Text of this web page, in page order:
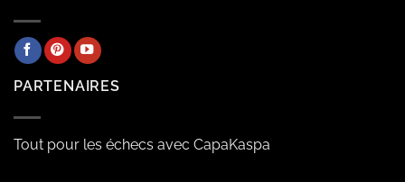
PARTENAIRES
Tout pour les échecs avec CapaKaspa